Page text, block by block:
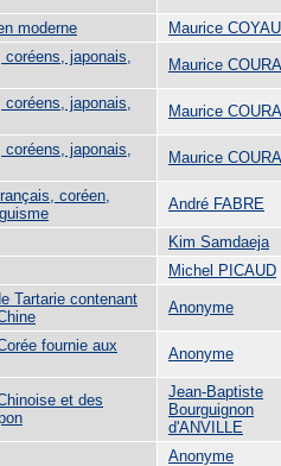
moderne Maurice
japonais,
Maurice
japonais,
Maurice
japonais,
Maurice
coréen,
André FABRE
Kim Samdaeja
Michel PICAUD
Tartarie contenant
Anonyme
fournie aux
Anonyme
et des
Jean-Baptiste
Bourguignon
d'ANVILLE
Anonyme